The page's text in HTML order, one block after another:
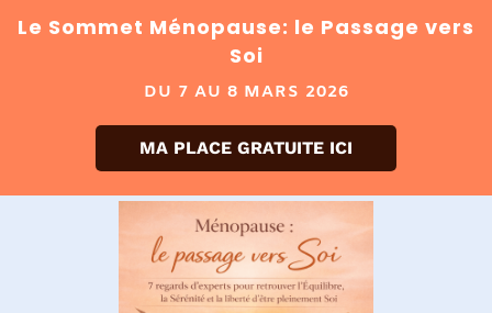
Le Sommet Ménopause: le Passage vers
Soi
DU 7 AU 8 MARS 2026
MA PLACE GRATUITE ICI